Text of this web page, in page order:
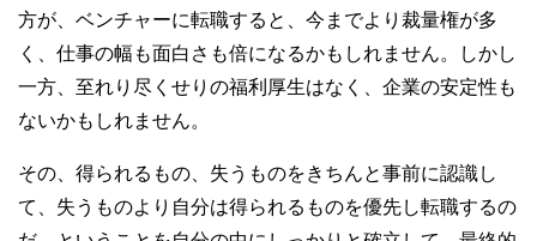
方が、ベンチャーに転職すると、今までより裁量権が多
く、仕事の幅も面白さも倍になるかもしれません。しかし
一方、至れり尽くせりの福利厚生はなく、企業の安定性も
ないかもしれません。
その、得られるもの、失うものをきちんと事前に認識し
て、失うものより自分は得られるものを優先し転職するの